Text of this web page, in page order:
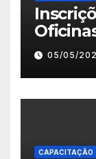
Meu
Nova
até 11
05/05/
CAPACITAÇÃO